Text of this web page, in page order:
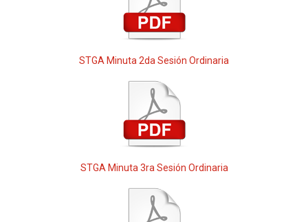
STGA Minuta 2da Sesión Ordinaria
STGA Minuta 3ra Sesión Ordinaria